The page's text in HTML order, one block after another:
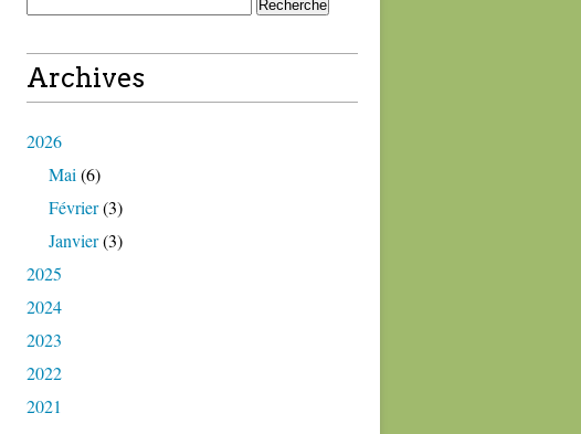
Archives
2026
Mai (6)
Février(3)
Janvier(3)
2025
2024
2023
2022
2021